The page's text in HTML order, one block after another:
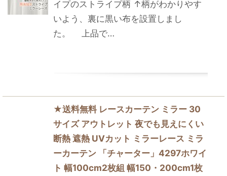
イプのストライプ柄 ↑柄がわかりやす
いよう、裏に黒い布を設置しまし
た。 上品で…
★送料無料 レースカーテン ミラー 30
サイズ アウトレット 夜でも見えにくい
断熱 遮熱 UVカット ミラーレース ミラ
ーカーテン 「チャーター」4297ホワイ
ト 幅100cm2枚組 幅150・200cm1枚